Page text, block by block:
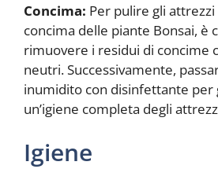
Concima: Per pulire gli
concima delle piante Bonsai, è
rimuovere i residui di concime
neutri. Successivamente,
inumidito con disinfettante per
un’igiene completa degli
Igiene